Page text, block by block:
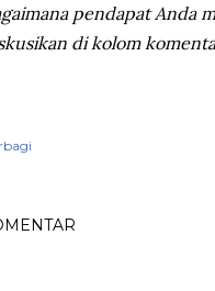
pendapat Anda
di kolom